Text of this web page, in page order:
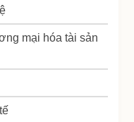
mại hóa tài sản